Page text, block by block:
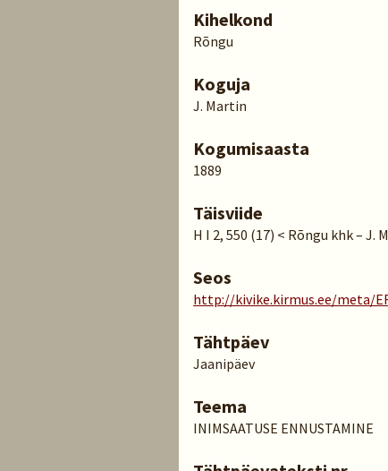
Kihelkond
Rõngu
Koguja
J. Martin
Kogumisaasta
1889
Täisviide
H I 2, 550 (17) < Rõngu khk – J.
Seos
http://kivike.kirmus.ee/meta/
Tähtpäev
Jaanipäev
Teema
INIMSAATUSE ENNUSTAMINE